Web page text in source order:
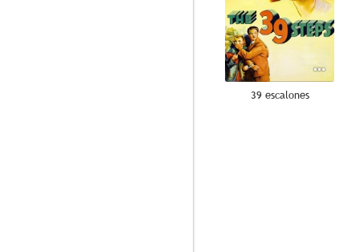
39 escalones